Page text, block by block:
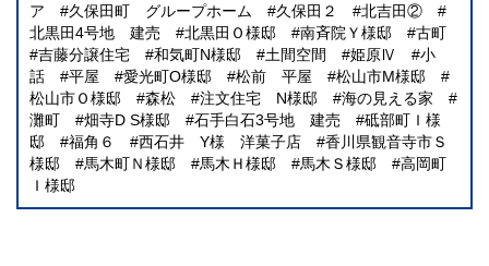
ア
久保田町 グループホーム 久保田２
北吉田②
北黒田4号地 建売
北黒田Ｏ様邸 南斉院Ｙ様邸
古町
吉藤分譲住宅
和気町N様邸 土間空間 姫原Ⅳ
小
話
平屋 愛光町O様邸 松前 平屋
松山市M様邸
松山市Ｏ様邸
森松 注文住宅 N様邸
海の見える家
灘町
畑寺D S様邸 石手白石3号地 建売
砥部町Ｉ様
邸
福角６ 西石井 Y様 洋菓子店
香川県観音寺市Ｓ
様邸
馬木町Ｎ様邸 馬木Ｈ様邸 馬木Ｓ様邸
高岡町
Ｉ様邸